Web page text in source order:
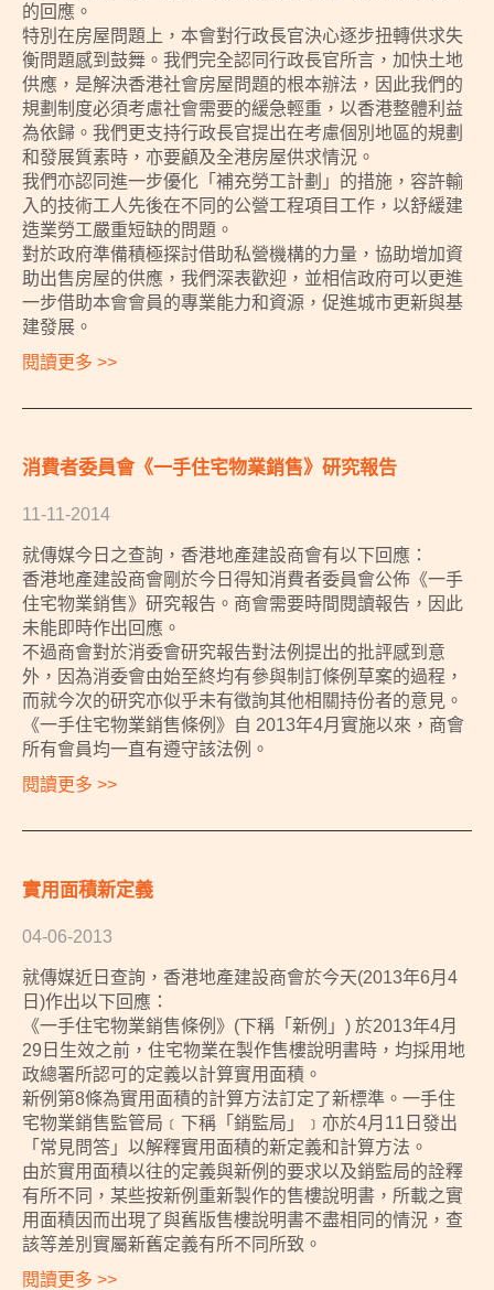
的回應。
特別在房屋問題上，本會對行政長官決心逐步扭轉供求失
衡問題感到鼓舞。我們完全認同行政長官所言，加快土地
供應，是解決香港社會房屋問題的根本辦法，因此我們的
規劃制度必須考慮社會需要的緩急輕重，以香港整體利益
為依歸。我們更支持行政長官提出在考慮個別地區的規劃
和發展質素時，亦要顧及全港房屋供求情況。
我們亦認同進一步優化「補充勞工計劃」的措施，容許輸
入的技術工人先後在不同的公營工程項目工作，以舒緩建
造業勞工嚴重短缺的問題。
對於政府準備積極探討借助私營機構的力量，協助增加資
助出售房屋的供應，我們深表歡迎，並相信政府可以更進
一步借助本會會員的專業能力和資源，促進城市更新與基
建發展。
閱讀更多 >>
消費者委員會《一手住宅物業銷售》研究報告
11-11-2014
就傳媒今日之查詢，香港地產建設商會有以下回應：
香港地產建設商會剛於今日得知消費者委員會公佈《一手
住宅物業銷售》研究報告。商會需要時間閱讀報告，因此
未能即時作出回應。
不過商會對於消委會研究報告對法例提出的批評感到意
外，因為消委會由始至終均有參與制訂條例草案的過程，
而就今次的研究亦似乎未有徵詢其他相關持份者的意見。
《一手住宅物業銷售條例》自 2013年4月實施以來，商會
所有會員均一直有遵守該法例。
閱讀更多 >>
實用面積新定義
04-06-2013
就傳媒近日查詢，香港地產建設商會於今天(2013年6月4
日)作出以下回應：
《一手住宅物業銷售條例》(下稱「新例」) 於2013年4月
29日生效之前，住宅物業在製作售樓說明書時，均採用地
政總署所認可的定義以計算實用面積。
新例第8條為實用面積的計算方法訂定了新標準。一手住
宅物業銷售監管局﹝下稱「銷監局」﹞亦於4月11日發出
「常見問答」以解釋實用面積的新定義和計算方法。
由於實用面積以往的定義與新例的要求以及銷監局的詮釋
有所不同，某些按新例重新製作的售樓說明書，所載之實
用面積因而出現了與舊版售樓說明書不盡相同的情況，查
該等差別實屬新舊定義有所不同所致。
閱讀更多 >>